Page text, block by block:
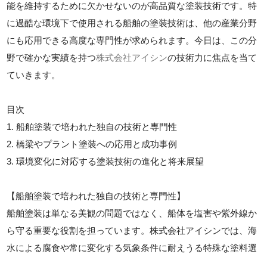
能を維持するために欠かせないのが高品質な塗装技術です。特
に過酷な環境下で使用される船舶の塗装技術は、他の産業分野
にも応用できる高度な専門性が求められます。今日は、この分
野で確かな実績を持つ株式会社アイシンの技術力に焦点を当て
ていきます。
目次
1. 船舶塗装で培われた独自の技術と専門性
2. 橋梁やプラント塗装への応用と成功事例
3. 環境変化に対応する塗装技術の進化と将来展望
【船舶塗装で培われた独自の技術と専門性】
船舶塗装は単なる美観の問題ではなく、船体を塩害や紫外線か
ら守る重要な役割を担っています。株式会社アイシンでは、海
水による腐食や常に変化する気象条件に耐えうる特殊な塗料選